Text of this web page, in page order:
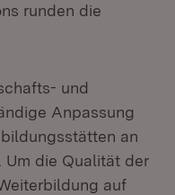
runden die
und
Anpassung
an
Um die Qualität der
auf